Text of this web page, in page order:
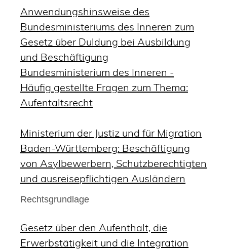
Anwendungshinsweise des
Bundesministeriums des Inneren zum
Gesetz über Duldung bei Ausbildung
und Beschäftigung
Bundesministerium des Inneren -
Häufig gestellte Fragen zum Thema:
Aufentaltsrecht
Ministerium der Justiz und für Migration
Baden-Württemberg: Beschäftigung
von Asylbewerbern, Schutzberechtigten
und ausreisepflichtigen Ausländern
Rechtsgrundlage
Gesetz über den Aufenthalt, die
Erwerbstätigkeit und die Integration